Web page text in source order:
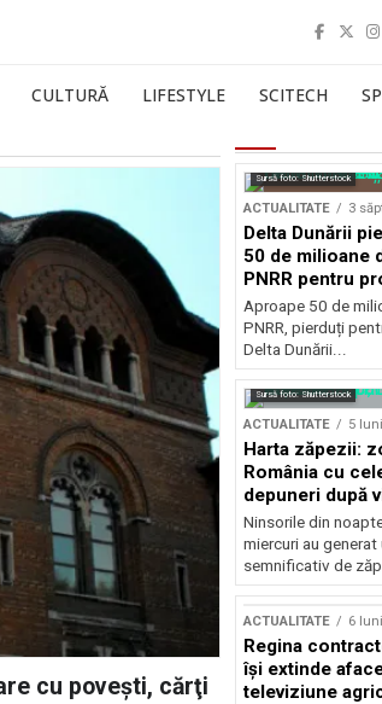
CULTURĂ LIFESTYLE SCITECH
cu poveşti, cărţi
Sursă foto: Shutterstock
ACTUALITATE 3
Delta Dunării
50 de milioane
PNRR pentru
esențiale
Aproape 50 de
PNRR, pierduți
Delta Dunării...
Sursă foto: Shutterstock
ACTUALITATE 5
Harta zăpezii:
România cu
depuneri după
Ninsorile din
miercuri au generat
semnificativ de
ACTUALITATE 6
Regina
își extinde
televiziune